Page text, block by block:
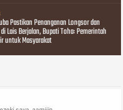
Pastikan Penanganan Longsor dan
Lais Berjalan, Bupati Toha: Pemerintah
untuk Masyarakat